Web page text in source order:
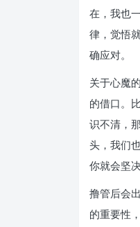
在，我也
律，觉悟
确应对。
关于心魔
的借口。
识不清，
头，我们
你就会坚
撸管后会
的重要性